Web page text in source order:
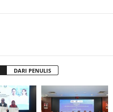
DARI PENULIS